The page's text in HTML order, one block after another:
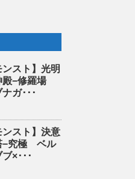
ンスト】光明
殿−修羅場
ナガ･･･
ンスト】決意
−究極 ベル
×･･･